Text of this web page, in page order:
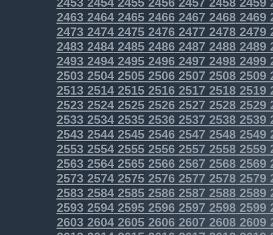
2463246424652466246724682469
2473247424752476247724782479
2483248424852486248724882489
2493249424952496249724982499
2503250425052506250725082509
2513251425152516251725182519
2523252425252526252725282529
2533253425352536253725382539
2543254425452546254725482549
2553255425552556255725582559
25632564256525662567 25682569
25732574257525762577 25782579
25832584258525862587 25882589
2593259425952596259725982599
2603260426052606260726082609